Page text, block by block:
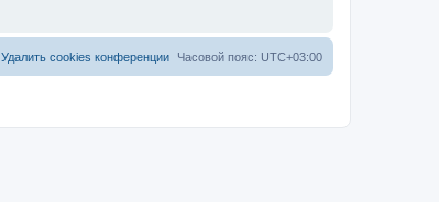
Часовой пояс: UTC+03:00
Удалить cookies конференции